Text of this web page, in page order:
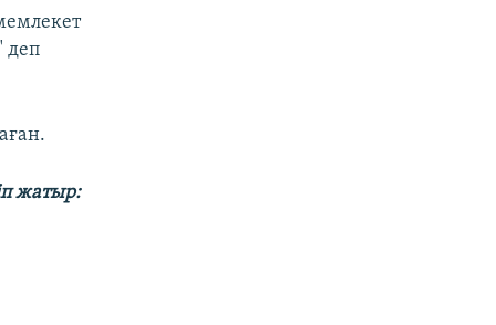
деп
жатыр: